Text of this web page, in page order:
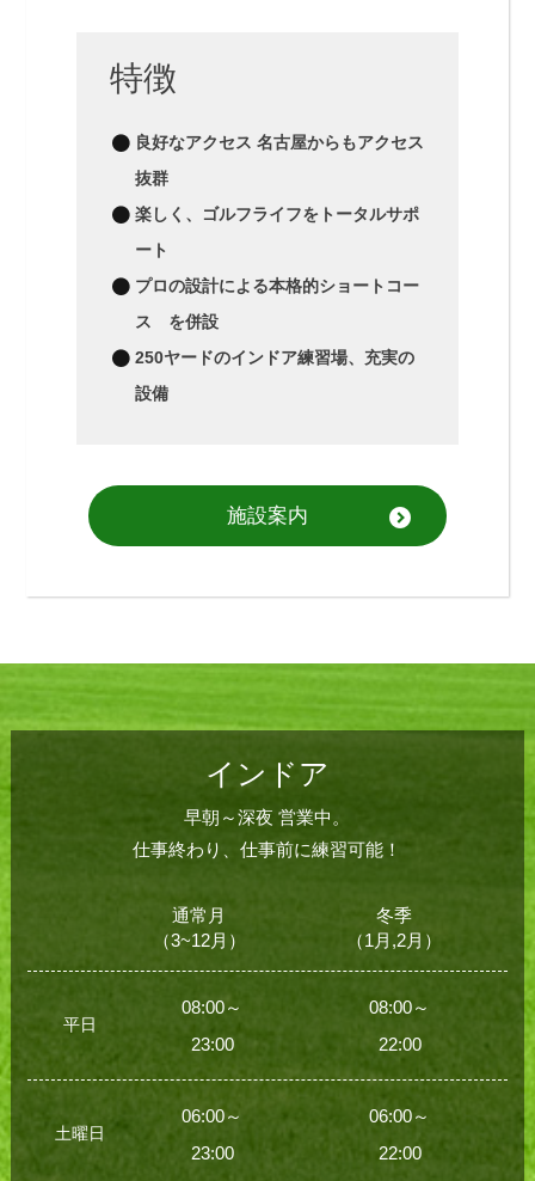
特徴
良好なアクセス 名古屋からもアクセス
抜群
楽しく、ゴルフライフをトータルサポ
ート
プロの設計による本格的ショートコー
ス を併設
250ヤードのインドア練習場、充実の
設備
施設案内
インドア
早朝～深夜 営業中。
仕事終わり、仕事前に練習可能！
通常月
（3~12月）
冬季
（1月,2月）
平日
08:00～
23:00
08:00～
22:00
土曜日
06:00～
23:00
06:00～
22:00